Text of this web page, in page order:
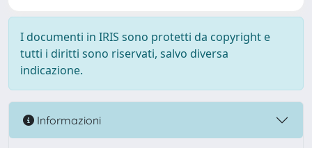
I documenti in IRIS sono protetti da copyright e
tutti i diritti sono riservati, salvo diversa
indicazione.
Informazioni